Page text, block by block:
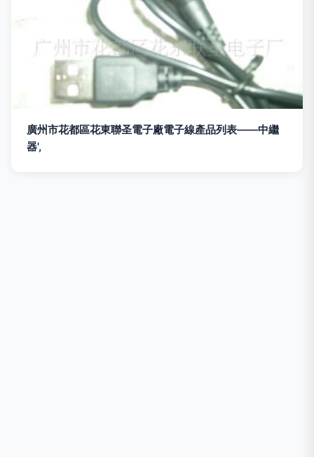
廣州市花都區花東聯圣電子廠電子線產品列表——中繼
器',